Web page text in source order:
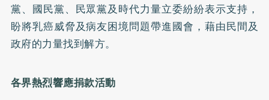
黨、國民黨、民眾黨及時代力量立委紛紛表示支持，
盼將乳癌威脅及病友困境問題帶進國會，藉由民間及
政府的力量找到解方。
各界熱烈響應捐款活動